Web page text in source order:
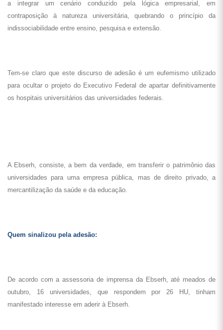
a integrar um cenário conduzido pela lógica empresarial, em
contraposição à natureza universitária, quebrando o princípio da
indissociabilidade entre ensino, pesquisa e extensão.
Tem-se claro que este discurso de adesão é um eufemismo utilizado
para ocultar o projeto do Executivo Federal de apartar definitivamente
os hospitais universitários das universidades federais.
A Ebserh, consiste, a bem da verdade, em transferir o patrimônio das
universidades para uma empresa pública, mas de direito privado, a
mercantilização da saúde e da educação.
Quem sinalizou pela adesão:
De acordo com a assessoria de imprensa da Ebserh, até meados de
outubro, 16 universidades, que respondem por 26 HU, tinham
manifestado interesse em aderir à Ebserh.